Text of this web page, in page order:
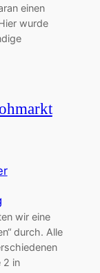
einen
wurde
wir eine
durch. Alle
2 in